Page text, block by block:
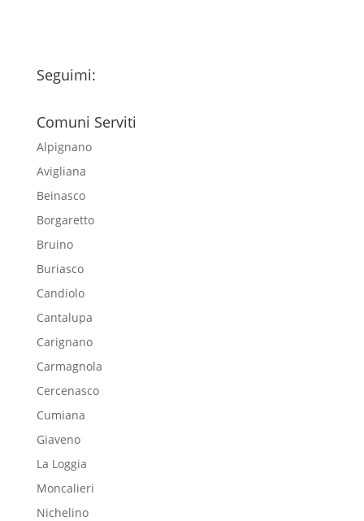
Seguimi:
Comuni Serviti
Alpignano
Avigliana
Beinasco
Borgaretto
Bruino
Buriasco
Candiolo
Cantalupa
Carignano
Carmagnola
Cercenasco
Cumiana
Giaveno
La Loggia
Moncalieri
Nichelino